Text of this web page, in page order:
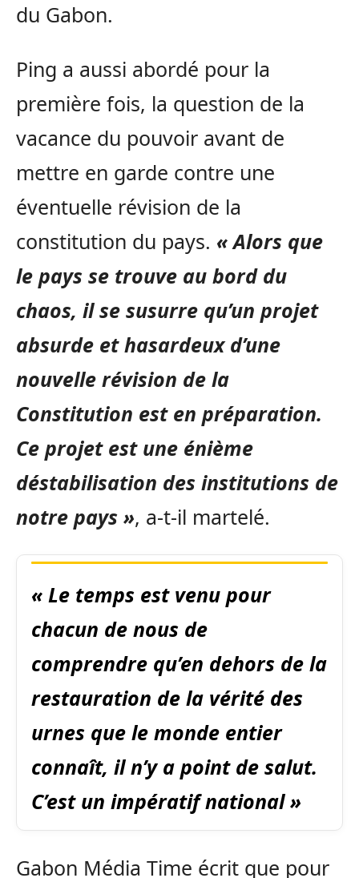
du Gabon.
Ping a aussi abordé pour la
première fois, la question de la
vacance du pouvoir avant de
mettre en garde contre une
éventuelle révision de la
constitution du pays. « Alors que
le pays se trouve au bord du
chaos, il se susurre qu’un projet
absurde et hasardeux d’une
nouvelle révision de la
Constitution est en préparation.
Ce projet est une énième
déstabilisation des institutions de
notre pays », a-t-il martelé.
« Le temps est venu pour
chacun de nous de
comprendre qu’en dehors de la
restauration de la vérité des
urnes que le monde entier
connaît, il n’y a point de salut.
C’est un impératif national »
Gabon Média Time écrit que pour